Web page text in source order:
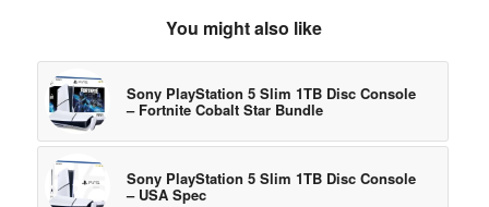
You might also like
Sony PlayStation 5 Slim 1TB Disc Console
– Fortnite Cobalt Star Bundle
Sony PlayStation 5 Slim 1TB Disc Console
– USA Spec